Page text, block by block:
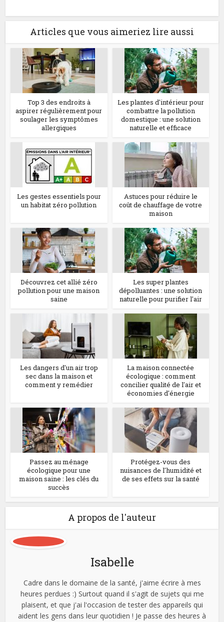
Articles que vous aimeriez lire aussi
Top 3 des endroits à
aspirer régulièrement pour
soulager les symptômes
allergiques
Les plantes d'intérieur pour
combattre la pollution
domestique : une solution
naturelle et efficace
Les gestes essentiels pour
un habitat zéro pollution
Astuces pour réduire le
coût de chauffage de votre
maison
Découvrez cet allié zéro
pollution pour une maison
saine
Les super plantes
dépolluantes : une solution
naturelle pour purifier l'air
Les dangers d'un air trop
sec dans la maison et
comment y remédier
La maison connectée
écologique : comment
concilier qualité de l'air et
économies d'énergie
Passez au ménage
écologique pour une
maison saine : les clés du
succès
Protégez-vous des
nuisances de l'humidité et
de ses effets sur la santé
A propos de l'auteur
Isabelle
Cadre dans le domaine de la santé, j'aime écrire à mes
heures perdues :) Surtout quand il s'agit de sujets qui me
plaisent, et que j'ai l'occasion de tester des appareils qui
aident les gens dans leur quotidien ! Je passe des heures à